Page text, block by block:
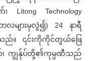
၊ Litong Technology
များမှလွဲ၍) 24 နာရီ
သည်။ ၎င်းကိုကိုင်တွယ်ဖြေ
၊ ကျွန်ုပ်တို့၏ကုမ္ပဏီသည်